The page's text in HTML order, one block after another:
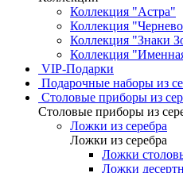
Коллекция "Астра"
Коллекция
Коллекция "Знаки
Коллекция
VIP-Подарки
Подарочные наборы из
Столовые приборы из
Столовые приборы из
Ложки из серебра
Ложки из серебра
Ложки
Ложки